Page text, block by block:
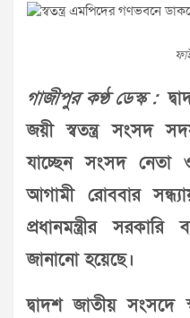
গাজীপুর কণ্ঠ ডেস্ক :
জয়ী স্বতন্ত্র সংসদ
যাচ্ছেন সংসদ নেতা ও
আগামী রোববার
প্রধানমন্ত্রীর
জানানো হয়েছে।
দ্বাদশ জাতীয় সংসদে